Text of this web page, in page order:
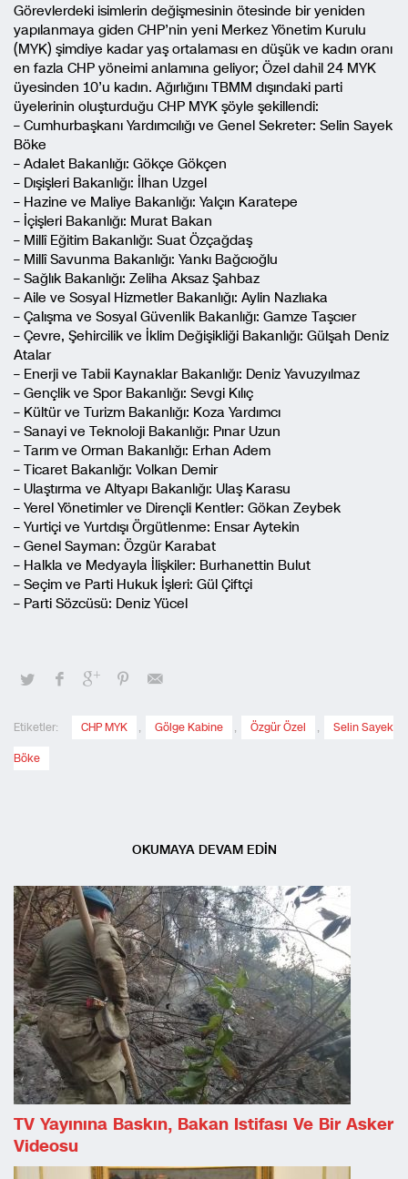
Görevlerdeki isimlerin değişmesinin ötesinde bir yeniden
yapılanmaya giden CHP’nin yeni Merkez Yönetim Kurulu
(MYK) şimdiye kadar yaş ortalaması en düşük ve kadın oranı
en fazla CHP yöneimi anlamına geliyor; Özel dahil 24 MYK
üyesinden 10’u kadın. Ağırlığını TBMM dışındaki parti
üyelerinin oluşturduğu CHP MYK şöyle şekillendi:
– Cumhurbaşkanı Yardımcılığı ve Genel Sekreter: Selin Sayek
Böke
– Adalet Bakanlığı: Gökçe Gökçen
– Dışişleri Bakanlığı: İlhan Uzgel
– Hazine ve Maliye Bakanlığı: Yalçın Karatepe
– İçişleri Bakanlığı: Murat Bakan
– Millî Eğitim Bakanlığı: Suat Özçağdaş
– Millî Savunma Bakanlığı: Yankı Bağcıoğlu
– Sağlık Bakanlığı: Zeliha Aksaz Şahbaz
– Aile ve Sosyal Hizmetler Bakanlığı: Aylin Nazlıaka
– Çalışma ve Sosyal Güvenlik Bakanlığı: Gamze Taşcıer
– Çevre, Şehircilik ve İklim Değişikliği Bakanlığı: Gülşah Deniz
Atalar
– Enerji ve Tabii Kaynaklar Bakanlığı: Deniz Yavuzyılmaz
– Gençlik ve Spor Bakanlığı: Sevgi Kılıç
– Kültür ve Turizm Bakanlığı: Koza Yardımcı
– Sanayi ve Teknoloji Bakanlığı: Pınar Uzun
– Tarım ve Orman Bakanlığı: Erhan Adem
– Ticaret Bakanlığı: Volkan Demir
– Ulaştırma ve Altyapı Bakanlığı: Ulaş Karasu
– Yerel Yönetimler ve Dirençli Kentler: Gökan Zeybek
– Yurtiçi ve Yurtdışı Örgütlenme: Ensar Aytekin
– Genel Sayman: Özgür Karabat
– Halkla ve Medyayla İlişkiler: Burhanettin Bulut
– Seçim ve Parti Hukuk İşleri: Gül Çiftçi
– Parti Sözcüsü: Deniz Yücel
Etiketler: CHP MYK , Gölge Kabine , Özgür Özel , Selin Sayek
Böke
OKUMAYA DEVAM EDİN
TV Yayınına Baskın, Bakan Istifası Ve Bir Asker
Videosu